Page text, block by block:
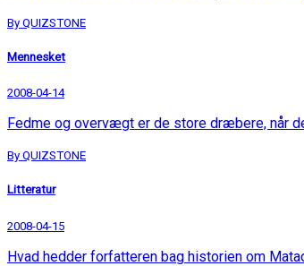
By QUIZSTONE
Mennesket
2008-04-14
Fedme og overvægt er de store dræbere, når
By QUIZSTONE
Litteratur
2008-04-15
Hvad hedder forfatteren bag historien om